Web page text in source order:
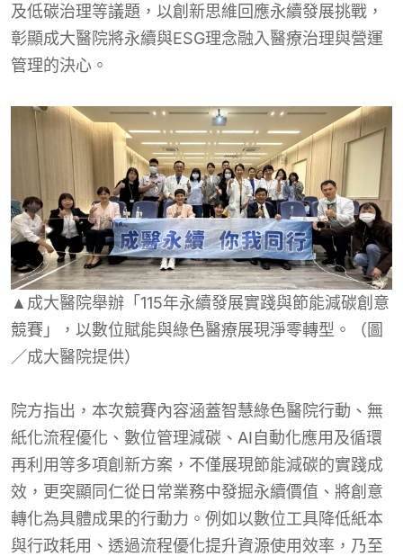
及低碳治理等議題，以創新思維回應永續發展挑戰，
彰顯成大醫院將永續與ESG理念融入醫療治理與營運
管理的決心。
▲成大醫院舉辦「115年永續發展實踐與節能減碳創意
競賽」，以數位賦能與綠色醫療展現淨零轉型。（圖
／成大醫院提供）
院方指出，本次競賽內容涵蓋智慧綠色醫院行動、無
紙化流程優化、數位管理減碳、AI自動化應用及循環
再利用等多項創新方案，不僅展現節能減碳的實踐成
效，更突顯同仁從日常業務中發掘永續價值、將創意
轉化為具體成果的行動力。例如以數位工具降低紙本
與行政耗用、透過流程優化提升資源使用效率，乃至